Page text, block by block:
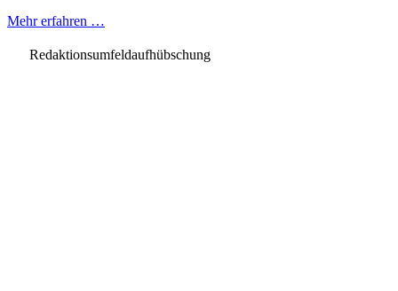
Mehr erfahren …
Redaktionsumfeldaufhübschung